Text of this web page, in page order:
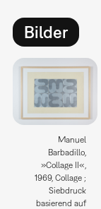
Bilder
Manuel
Barbadillo,
»Collage II«,
1969, Collage ;
Siebdruck
basierend auf